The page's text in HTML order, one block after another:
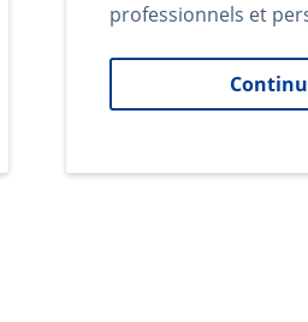
professionnels et